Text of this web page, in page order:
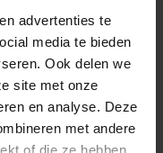
advertenties te
media te bieden
Ook delen we
site met onze
en analyse. Deze
met andere
of die ze hebben
mij